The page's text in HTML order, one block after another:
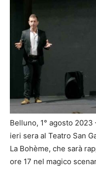
Belluno, 1° agosto
ieri sera al Teatro San
La Bohème, che sarà
ore 17 nel magico